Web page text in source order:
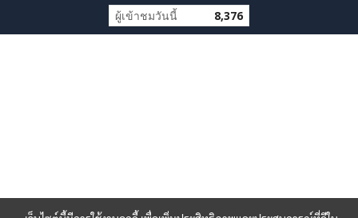
ผู้เข้าชมวันนี้ 8,376